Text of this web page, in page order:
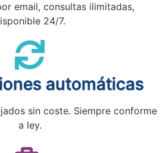
email, consultas ilimitadas,
24/7.
automáticas
sin coste. Siempre conforme
a ley.